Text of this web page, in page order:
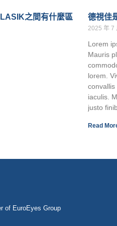
之間有什麼區
德視佳
2025 年 7
Lorem
Mauris
lorem.
iaculis.
justo
Read
of EuroEyes Group